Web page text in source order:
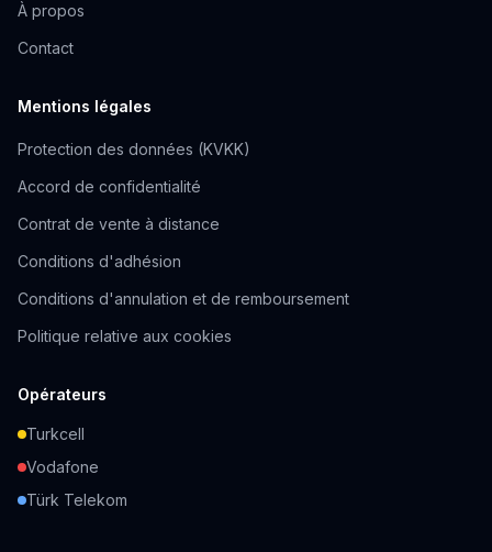
À propos
Contact
Mentions légales
Protection des données (KVKK)
Accord de confidentialité
Contrat de vente à distance
Conditions d'adhésion
Conditions d'annulation et de remboursement
Politique relative aux cookies
Opérateurs
Turkcell
Vodafone
Türk Telekom